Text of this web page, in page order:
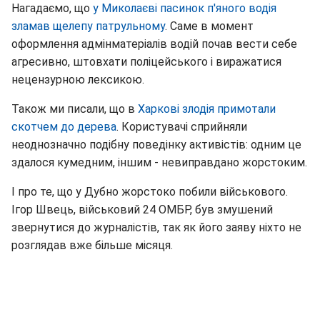
Нагадаємо, що у Миколаєві пасинок п'яного водія
зламав щелепу патрульному. Саме в момент
оформлення адмінматеріалів водій почав вести себе
агресивно, штовхати поліцейського і виражатися
нецензурною лексикою.
Також ми писали, що в Харкові злодія примотали
скотчем до дерева. Користувачі сприйняли
неоднозначно подібну поведінку активістів: одним це
здалося кумедним, іншим - невиправдано жорстоким.
І про те, що у Дубно жорстоко побили військового.
Ігор Швець, військовий 24 ОМБР, був змушений
звернутися до журналістів, так як його заяву ніхто не
розглядав вже більше місяця.